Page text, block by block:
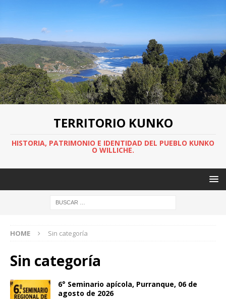
TERRITORIO KUNKO
HISTORIA, PATRIMONIO E IDENTIDAD DEL PUEBLO KUNKO
O WILLICHE.
HOME Sin categoría
Sin categoría
6° Seminario apícola, Purranque, 06 de
agosto de 2026